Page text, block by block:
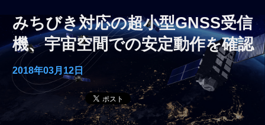
みちびき対応の超小型GNSS受信
機、宇宙空間での安定動作を確認
2018年03月12日